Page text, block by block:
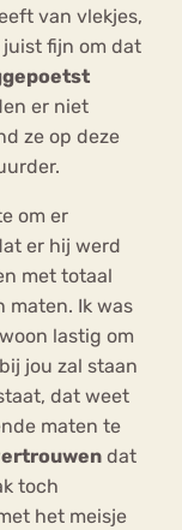
van vlekjes,
fijn om dat
er niet
ze op deze
om er
er hij werd
met totaal
maten. Ik was
lastig om
jou zal staan
dat weet
maten te
dat
toch
het meisje